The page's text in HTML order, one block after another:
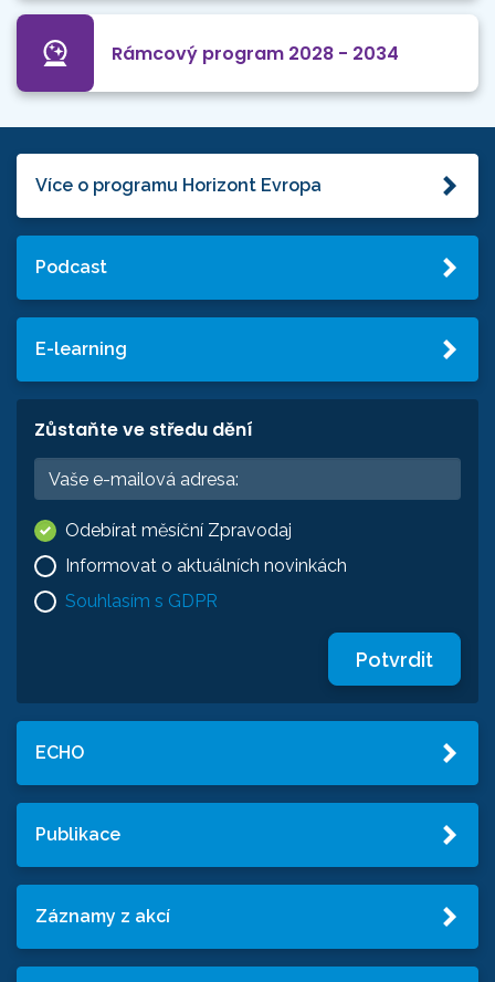
Rámcový program 2028 - 2034
Více o programu Horizont Evropa
Podcast
E-learning
Zůstaňte ve středu dění
Odebírat měsíční Zpravodaj
Informovat o aktuálních novinkách
Souhlasím s GDPR
Potvrdit
ECHO
Publikace
Záznamy z akcí